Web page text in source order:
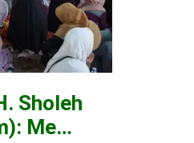
Sholeh
Me…